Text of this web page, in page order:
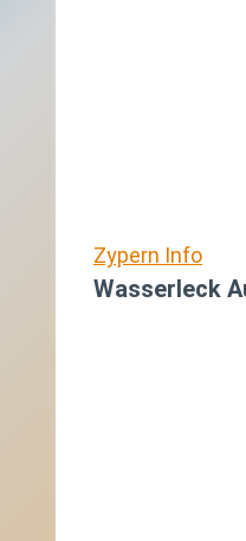
Zypern Info
Wasserleck